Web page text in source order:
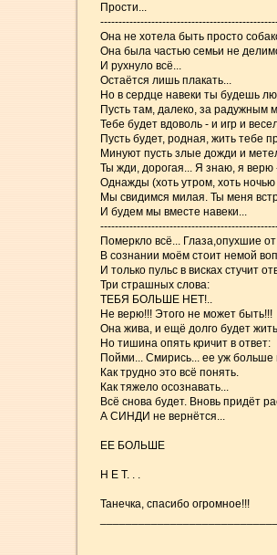
Прости...
Она не хотела быть просто
Она была частью семьи не
И рухнуло всё...
Остаётся лишь плакать...
Но в сердце навеки ты будешь
Пусть там, далеко, за радужным
Тебе будет вдоволь - и игр и
Пусть будет, родная, жить тебе
Минуют пусть злые дожди и
Ты жди, дорогая... Я знаю, я верю
Однажды (хоть утром, хоть
Мы свидимся милая. Ты меня
И будем мы вместе навеки...
Померкло всё... Глаза,опухшие
В сознании моём стоит немой
И только пульс в висках стучит
Три страшных слова:
ТЕБЯ БОЛЬШЕ НЕТ!..
Не верю!!! Этого не может быть!!!
Она жива, и ещё долго будет
Но тишина опять кричит в ответ:
Пойми... Смирись... ее уж больше
Как трудно это всё понять.
Как тяжело осознавать...
Всё снова будет. Вновь придёт
А СИНДИ не вернётся...
ЕЕ БОЛЬШЕ
Н Е Т. . .
Танечка, спасибо огромное!!!